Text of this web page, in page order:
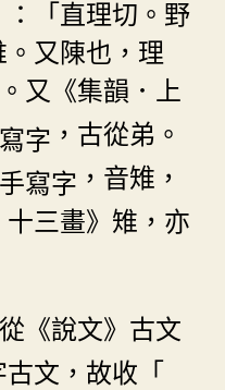
：「直理切。野
又陳也，理
又《集韻．上
，古從弟。
，音雉，
三畫》雉，亦
《說文》古文
文，故收「